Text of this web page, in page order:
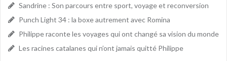
Sandrine : Son parcours entre sport, voyage et reconversion
Punch Light 34 : la boxe autrement avec Romina
Philippe raconte les voyages qui ont changé sa vision du monde
Les racines catalanes qui n’ont jamais quitté Philippe